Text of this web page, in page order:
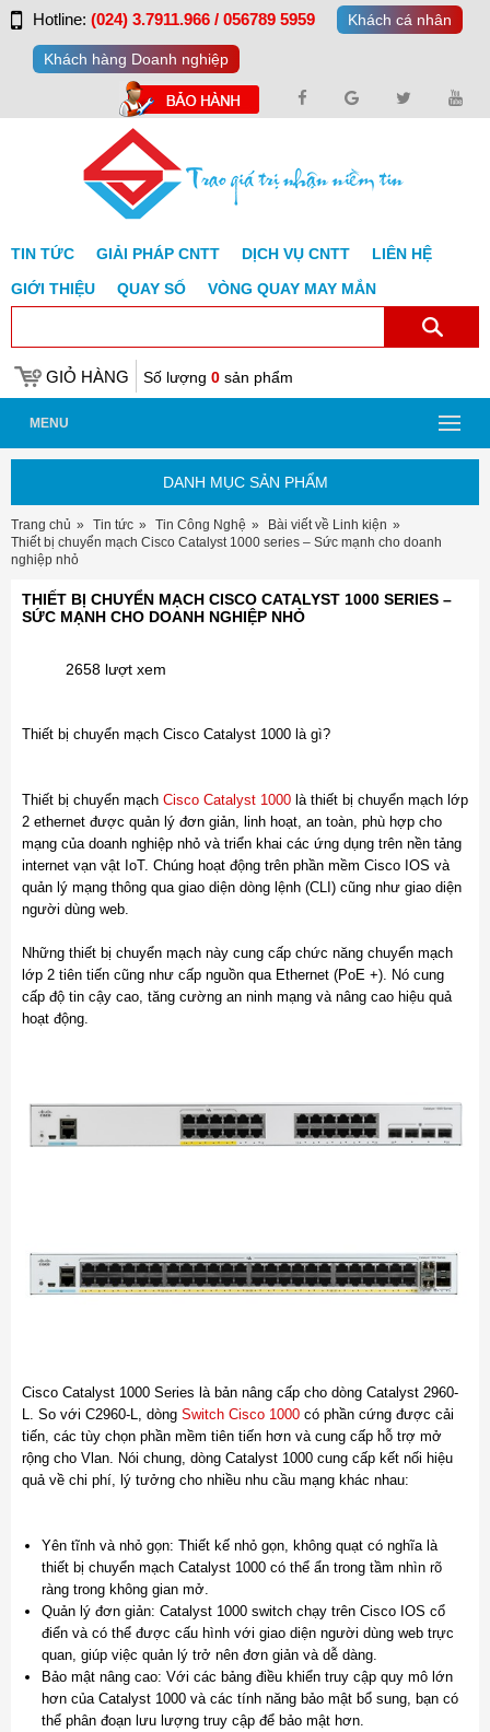
Hotline: (024) 3.7911.966 / 056789 5959 Khách cá nhân
Khách hàng Doanh nghiệp
TIN TỨC GIẢI PHÁP CNTT DỊCH VỤ CNTT
LIÊN HỆ
GIỚI THIỆU
QUAY SỐ VÒNG QUAY MAY MẮN
GIỎ HÀNG Số lượng 0 sản phẩm
MENU
DANH MỤC SẢN PHẨM
Trang chủ Tin tức Tin Công Nghệ
Bài viết về Linh kiện
Thiết bị chuyển mạch Cisco Catalyst 1000 series – Sức mạnh cho doanh
nghiệp nhỏ
THIẾT BỊ CHUYỂN MẠCH CISCO CATALYST 1000 SERIES –
SỨC MẠNH CHO DOANH NGHIỆP NHỎ
2658 lượt xem
Thiết bị chuyển mạch Cisco Catalyst 1000 là gì?
Thiết bị chuyển mạch Cisco Catalyst 1000 là thiết bị chuyển mạch lớp
2 ethernet được quản lý đơn giản, linh hoạt, an toàn, phù hợp cho
mạng của doanh nghiệp nhỏ và triển khai các ứng dụng trên nền tảng
internet vạn vật IoT. Chúng hoạt động trên phần mềm Cisco IOS và
quản lý mạng thông qua giao diện dòng lệnh (CLI) cũng như giao diện
người dùng web.
Những thiết bị chuyển mạch này cung cấp chức năng chuyển mạch
lớp 2 tiên tiến cũng như cấp nguồn qua Ethernet (PoE +). Nó cung
cấp độ tin cậy cao, tăng cường an ninh mạng và nâng cao hiệu quả
hoạt động.
Cisco Catalyst 1000 Series là bản nâng cấp cho dòng Catalyst 2960-
L. So với C2960-L, dòng Switch Cisco 1000 có phần cứng được cải
tiến, các tùy chọn phần mềm tiên tiến hơn và cung cấp hỗ trợ mở
rộng cho Vlan. Nói chung, dòng Catalyst 1000 cung cấp kết nối hiệu
quả về chi phí, lý tưởng cho nhiều nhu cầu mạng khác nhau:
Yên tĩnh và nhỏ gọn: Thiết kế nhỏ gọn, không quạt có nghĩa là
thiết bị chuyển mạch Catalyst 1000 có thể ẩn trong tầm nhìn rõ
ràng trong không gian mở.
Quản lý đơn giản: Catalyst 1000 switch chạy trên Cisco IOS cổ
điển và có thể được cấu hình với giao diện người dùng web trực
quan, giúp việc quản lý trở nên đơn giản và dễ dàng.
Bảo mật nâng cao: Với các bảng điều khiển truy cập quy mô lớn
hơn của Catalyst 1000 và các tính năng bảo mật bổ sung, bạn có
thể phân đoạn lưu lượng truy cập để bảo mật hơn.